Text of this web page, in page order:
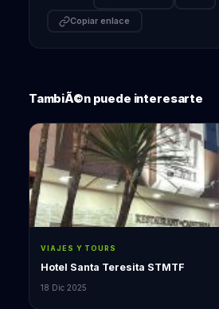
Copiar enlace
TambiÃ©n puede interesarte
VIAJES Y TOURS
Hotel Santa Teresita STMTF
18 Dic 2025